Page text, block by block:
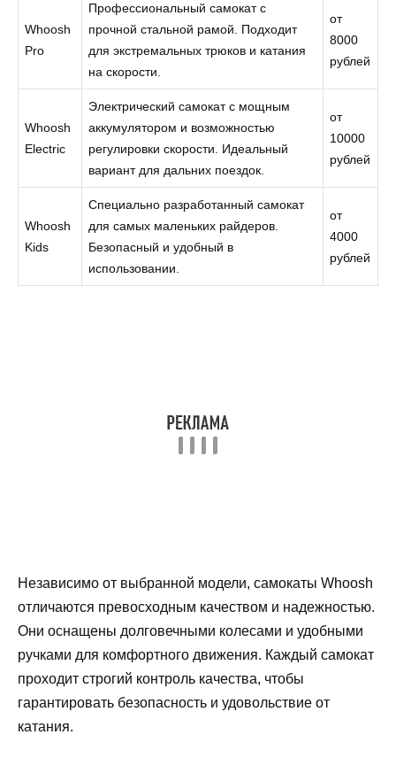
Whoosh
Pro
Профессиональный самокат с
прочной стальной рамой. Подходит
для экстремальных трюков и катания
на скорости.
от
8000
рублей
Whoosh
Electric
Электрический самокат с мощным
аккумулятором и возможностью
регулировки скорости. Идеальный
вариант для дальних поездок.
от
10000
рублей
Whoosh
Kids
Специально разработанный самокат
для самых маленьких райдеров.
Безопасный и удобный в
использовании.
от
4000
рублей
Независимо от выбранной модели, самокаты Whoosh
отличаются превосходным качеством и надежностью.
Они оснащены долговечными колесами и удобными
ручками для комфортного движения. Каждый самокат
проходит строгий контроль качества, чтобы
гарантировать безопасность и удовольствие от
катания.